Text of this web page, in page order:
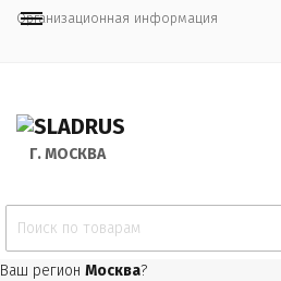
Организационная информация
Г. МОСКВА
Ваш регион Москва?